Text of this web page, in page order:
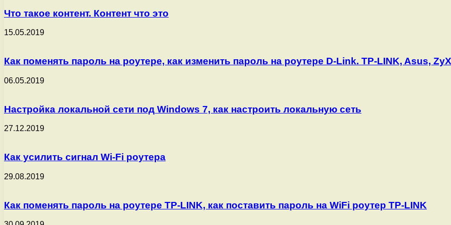
Что такое контент. Контент что это
15.05.2019
Как поменять пароль на роутере, как изменить пароль на роутере D-Link. TP-LINK, Asus,
06.05.2019
Настройка локальной сети под Windows 7, как настроить локальную сеть
27.12.2019
Как усилить сигнал Wi-Fi роутера
29.08.2019
Как поменять пароль на роутере TP-LINK, как поставить пароль на WiFi роутер TP-LINK